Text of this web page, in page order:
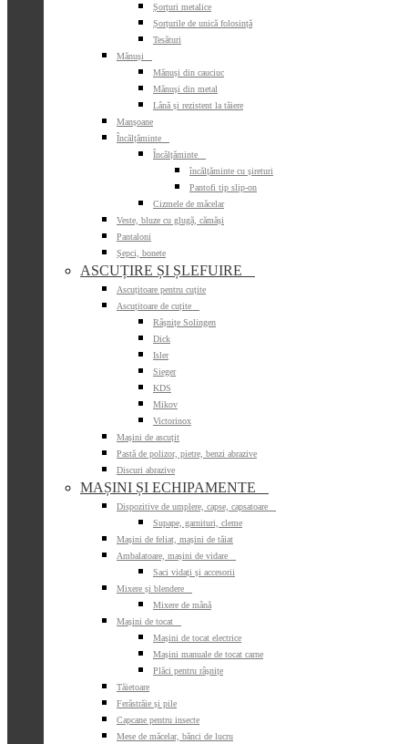
Șorțuri metalice
Șorțurile de unică folosință
Tesături
Mănuși
Mănuși din cauciuc
Mănuși din metal
Lână și rezistent la tăiere
Manșoane
Încălțăminte
Încălțăminte
încălțăminte cu șireturi
Pantofi tip slip-on
Cizmele de măcelar
Veste, bluze cu glugă, cămăși
Pantaloni
Șepci, bonete
ASCUȚIRE ȘI ȘLEFUIRE
Ascuțitoare pentru cuțite
Ascuțitoare de cuțite
Râșnițe Solingen
Dick
Isler
Sieger
KDS
Mikov
Victorinox
Mașini de ascuțit
Pastă de polizor, pietre, benzi abrazive
Discuri abrazive
MAȘINI ȘI ECHIPAMENTE
Dispozitive de umplere, capse, capsatoare
Supape, garnituri, cleme
Mașini de feliat, mașini de tăiat
Ambalatoare, mașini de vidare
Saci vidați și accesorii
Mixere și blendere
Mixere de mână
Mașini de tocat
Mașini de tocat electrice
Mașini manuale de tocat carne
Plăci pentru râșnițe
Tăietoare
Ferăstrăie și pile
Capcane pentru insecte
Mese de măcelar, bănci de lucru